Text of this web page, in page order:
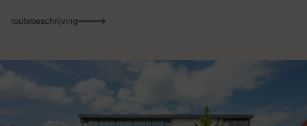
routebeschrijving